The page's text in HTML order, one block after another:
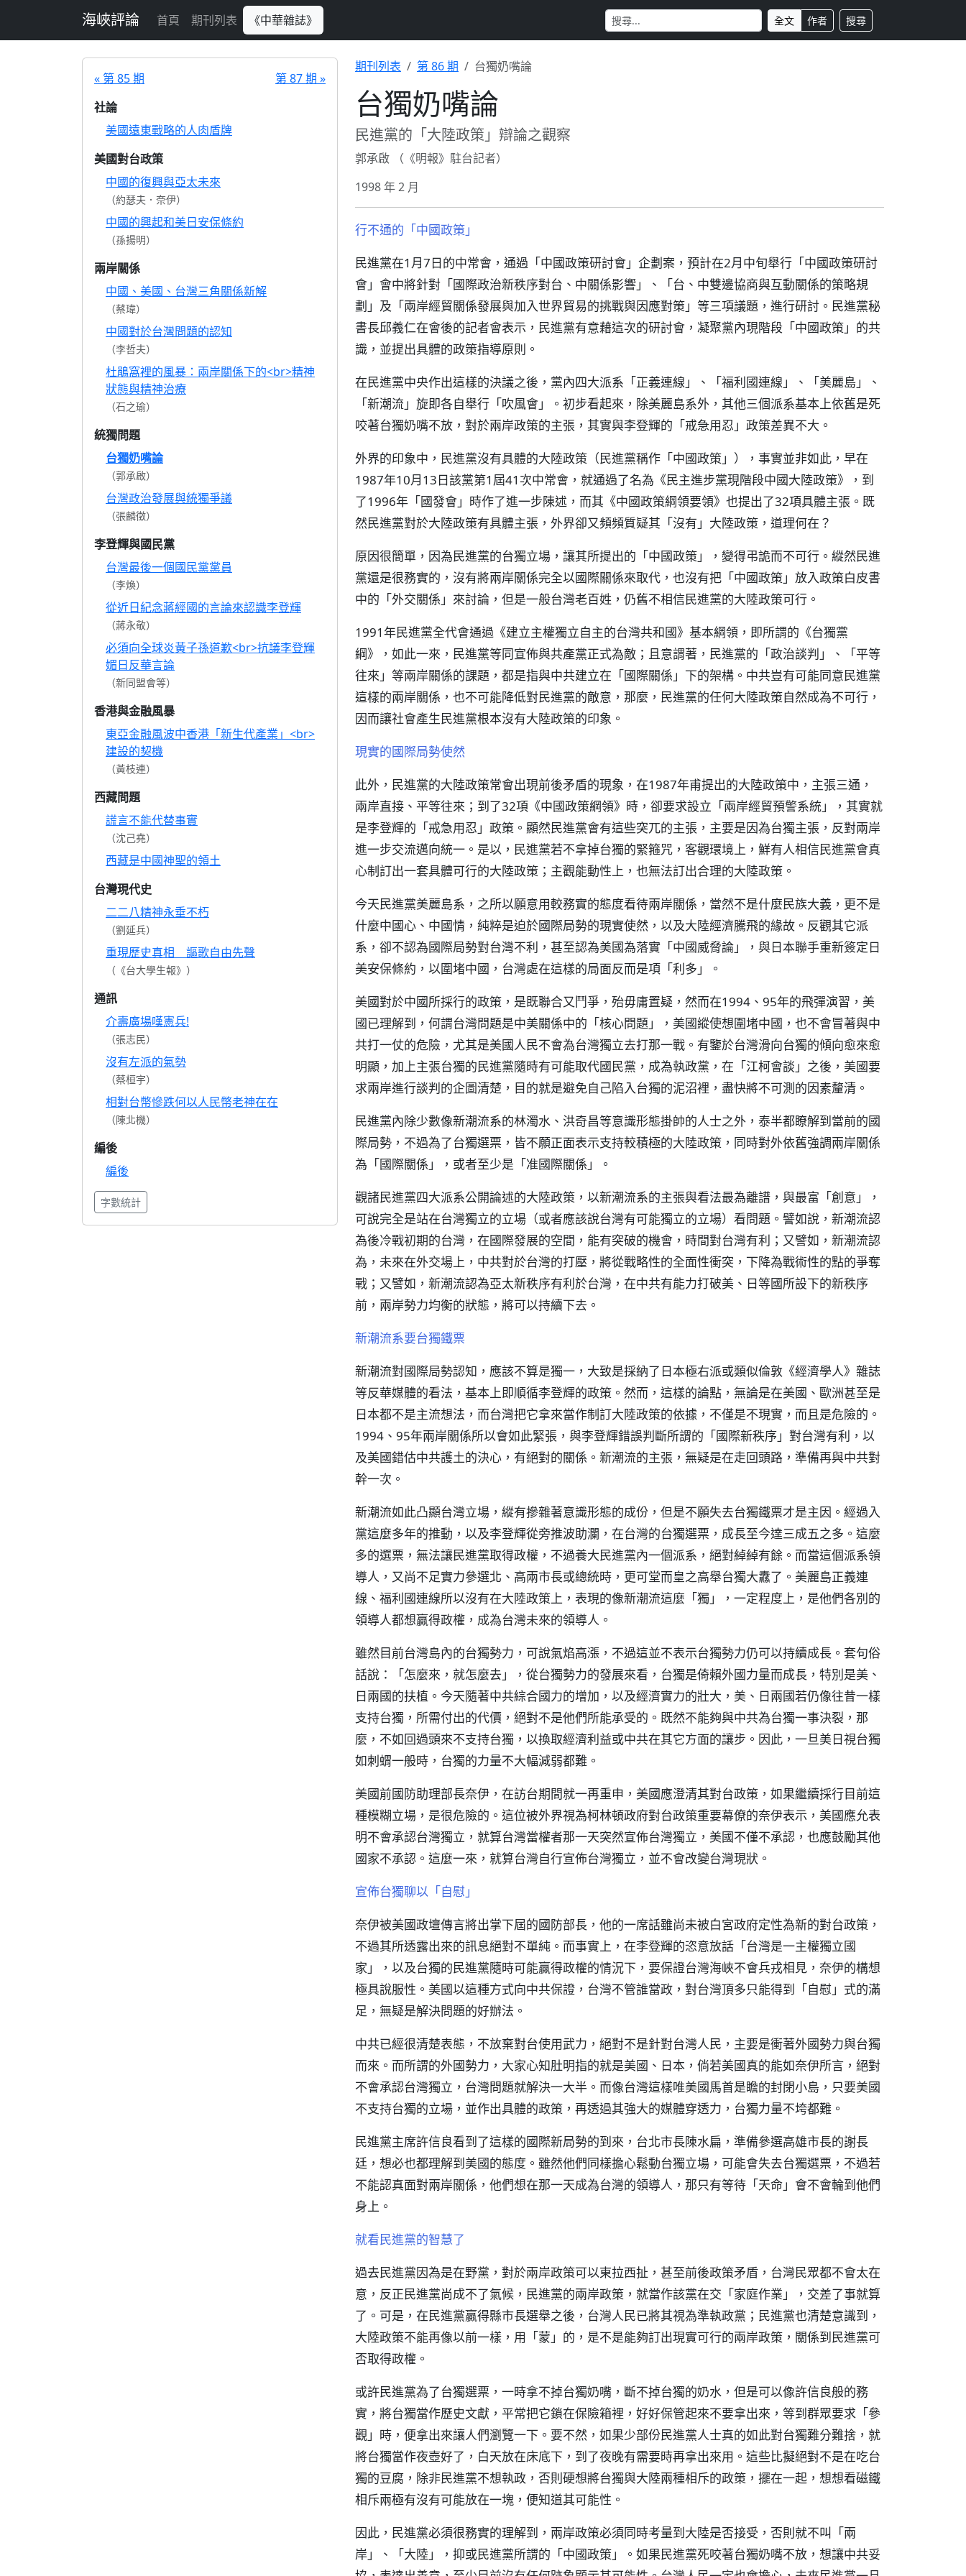
海峽評論 首頁 期刊列表 《中華雜誌》 全文 作者 搜尋
« 第 85 期
第 87 期 »
社論
美國遠東戰略的人肉盾牌
美國對台政策
中國的復興與亞太未來
（約瑟夫．奈伊）
中國的興起和美日安保條約
（孫揚明）
兩岸關係
中國、美國、台灣三角關係新解
（蔡瑋）
中國對於台灣問題的認知
（李哲夫）
杜鵑窩裡的風暴：兩岸關係下的<br>精神
狀態與精神治療
（石之瑜）
統獨問題
台獨奶嘴論
（郭承啟）
台灣政治發展與統獨爭議
（張麟徵）
李登輝與國民黨
台灣最後一個國民黨黨員
（李煥）
從近日紀念蔣經國的言論來認識李登輝
（蔣永敬）
必須向全球炎黃子孫道歉<br>抗議李登輝
媚日反華言論
（新同盟會等）
香港與金融風暴
東亞金融風波中香港「新生代產業」<br>
建設的契機
（黃枝連）
西藏問題
謊言不能代替事實
（沈己堯）
西藏是中國神聖的領土
台灣現代史
二二八精神永垂不朽
（劉延兵）
重現歷史真相 謳歌自由先聲
（《台大學生報》）
通訊
介壽廣場嘆憲兵!
（張志民）
沒有左派的氣勢
（蔡桓宇）
相對台幣慘跌何以人民幣老神在在
（陳北機）
編後
編後
字數統計
期刊列表 第 86 期 台獨奶嘴論
台獨奶嘴論
民進黨的「大陸政策」辯論之觀察
郭承啟 （《明報》駐台記者）
1998 年 2 月
行不通的「中國政策」
民進黨在1月7日的中常會，通過「中國政策研討會」企劃案，預計在2月中旬舉行「中國政策研討
會」會中將針對「國際政治新秩序對台、中關係影響」、「台、中雙邊協商與互動關係的策略規
劃」及「兩岸經貿關係發展與加入世界貿易的挑戰與因應對策」等三項議題，進行研討。民進黨秘
書長邱義仁在會後的記者會表示，民進黨有意藉這次的研討會，凝聚黨內現階段「中國政策」的共
識，並提出具體的政策指導原則。
在民進黨中央作出這樣的決議之後，黨內四大派系「正義連線」、「福利國連線」、「美麗島」、
「新潮流」旋即各自舉行「吹風會」。初步看起來，除美麗島系外，其他三個派系基本上依舊是死
咬著台獨奶嘴不放，對於兩岸政策的主張，其實與李登輝的「戒急用忍」政策差異不大。
外界的印象中，民進黨沒有具體的大陸政策（民進黨稱作「中國政策」），事實並非如此，早在
1987年10月13日該黨第1屆41次中常會，就通過了名為《民主進步黨現階段中國大陸政策》，到
了1996年「國發會」時作了進一步陳述，而其《中國政策綱領要領》也提出了32項具體主張。既
然民進黨對於大陸政策有具體主張，外界卻又頻頻質疑其「沒有」大陸政策，道理何在？
原因很簡單，因為民進黨的台獨立場，讓其所提出的「中國政策」，變得弔詭而不可行。縱然民進
黨還是很務實的，沒有將兩岸關係完全以國際關係來取代，也沒有把「中國政策」放入政策白皮書
中的「外交關係」來討論，但是一般台灣老百姓，仍舊不相信民進黨的大陸政策可行。
1991年民進黨全代會通過《建立主權獨立自主的台灣共和國》基本綱領，即所謂的《台獨黨
綱》，如此一來，民進黨等同宣佈與共產黨正式為敵；且意謂著，民進黨的「政治談判」、「平等
往來」等兩岸關係的課題，都是指與中共建立在「國際關係」下的架構。中共豈有可能同意民進黨
這樣的兩岸關係，也不可能降低對民進黨的敵意，那麼，民進黨的任何大陸政策自然成為不可行，
因而讓社會產生民進黨根本沒有大陸政策的印象。
現實的國際局勢使然
此外，民進黨的大陸政策常會出現前後矛盾的現象，在1987年甫提出的大陸政策中，主張三通，
兩岸直接、平等往來；到了32項《中國政策綱領》時，卻要求設立「兩岸經貿預警系統」，其實就
是李登輝的「戒急用忍」政策。顯然民進黨會有這些突兀的主張，主要是因為台獨主張，反對兩岸
進一步交流邁向統一。是以，民進黨若不拿掉台獨的緊箍咒，客觀環境上，鮮有人相信民進黨會真
心制訂出一套具體可行的大陸政策；主觀能動性上，也無法訂出合理的大陸政策。
今天民進黨美麗島系，之所以願意用較務實的態度看待兩岸關係，當然不是什麼民族大義，更不是
什麼中國心、中國情，純粹是迫於國際局勢的現實使然，以及大陸經濟騰飛的緣故。反觀其它派
系，卻不認為國際局勢對台灣不利，甚至認為美國為落實「中國威脅論」，與日本聯手重新簽定日
美安保條約，以圍堵中國，台灣處在這樣的局面反而是項「利多」。
美國對於中國所採行的政策，是既聯合又鬥爭，殆毋庸置疑，然而在1994、95年的飛彈演習，美
國已理解到，何謂台灣問題是中美關係中的「核心問題」，美國縱使想圍堵中國，也不會冒著與中
共打一仗的危險，尤其是美國人民不會為台灣獨立去打那一戰。有鑒於台灣滑向台獨的傾向愈來愈
明顯，加上主張台獨的民進黨隨時有可能取代國民黨，成為執政黨，在「江柯會談」之後，美國要
求兩岸進行談判的企圖清楚，目的就是避免自己陷入台獨的泥沼裡，盡快將不可測的因素釐清。
民進黨內除少數像新潮流系的林濁水、洪奇昌等意識形態掛帥的人士之外，泰半都瞭解到當前的國
際局勢，不過為了台獨選票，皆不願正面表示支持較積極的大陸政策，同時對外依舊強調兩岸關係
為「國際關係」，或者至少是「准國際關係」。
觀諸民進黨四大派系公開論述的大陸政策，以新潮流系的主張與看法最為離譜，與最富「創意」，
可說完全是站在台灣獨立的立場（或者應該說台灣有可能獨立的立場）看問題。譬如說，新潮流認
為後冷戰初期的台灣，在國際發展的空間，能有突破的機會，時間對台灣有利；又譬如，新潮流認
為，未來在外交場上，中共對於台灣的打壓，將從戰略性的全面性衝突，下降為戰術性的點的爭奪
戰；又譬如，新潮流認為亞太新秩序有利於台灣，在中共有能力打破美、日等國所設下的新秩序
前，兩岸勢力均衡的狀態，將可以持續下去。
新潮流系要台獨鐵票
新潮流對國際局勢認知，應該不算是獨一，大致是採納了日本極右派或類似倫敦《經濟學人》雜誌
等反華媒體的看法，基本上即順循李登輝的政策。然而，這樣的論點，無論是在美國、歐洲甚至是
日本都不是主流想法，而台灣把它拿來當作制訂大陸政策的依據，不僅是不現實，而且是危險的。
1994、95年兩岸關係所以會如此緊張，與李登輝錯誤判斷所謂的「國際新秩序」對台灣有利，以
及美國錯估中共護土的決心，有絕對的關係。新潮流的主張，無疑是在走回頭路，準備再與中共對
幹一次。
新潮流如此凸顯台灣立場，縱有摻雜著意識形態的成份，但是不願失去台獨鐵票才是主因。經過入
黨這麼多年的推動，以及李登輝從旁推波助瀾，在台灣的台獨選票，成長至今達三成五之多。這麼
多的選票，無法讓民進黨取得政權，不過養大民進黨內一個派系，絕對綽綽有餘。而當這個派系領
導人，又尚不足實力參選北、高兩市長或總統時，更可堂而皇之高舉台獨大纛了。美麗島正義連
線、福利國連線所以沒有在大陸政策上，表現的像新潮流這麼「獨」，一定程度上，是他們各別的
領導人都想贏得政權，成為台灣未來的領導人。
雖然目前台灣島內的台獨勢力，可說氣焰高漲，不過這並不表示台獨勢力仍可以持續成長。套句俗
話說：「怎麼來，就怎麼去」，從台獨勢力的發展來看，台獨是倚賴外國力量而成長，特別是美、
日兩國的扶植。今天隨著中共綜合國力的增加，以及經濟實力的壯大，美、日兩國若仍像往昔一樣
支持台獨，所需付出的代價，絕對不是他們所能承受的。既然不能夠與中共為台獨一事決裂，那
麼，不如回過頭來不支持台獨，以換取經濟利益或中共在其它方面的讓步。因此，一旦美日視台獨
如刺蝟一般時，台獨的力量不大幅減弱都難。
美國前國防助理部長奈伊，在訪台期間就一再重申，美國應澄清其對台政策，如果繼續採行目前這
種模糊立場，是很危險的。這位被外界視為柯林頓政府對台政策重要幕僚的奈伊表示，美國應允表
明不會承認台灣獨立，就算台灣當權者那一天突然宣佈台灣獨立，美國不僅不承認，也應鼓勵其他
國家不承認。這麼一來，就算台灣自行宣佈台灣獨立，並不會改變台灣現狀。
宣佈台獨聊以「自慰」
奈伊被美國政壇傳言將出掌下屆的國防部長，他的一席話雖尚未被白宮政府定性為新的對台政策，
不過其所透露出來的訊息絕對不單純。而事實上，在李登輝的恣意放話「台灣是一主權獨立國
家」，以及台獨的民進黨隨時可能贏得政權的情況下，要保證台灣海峽不會兵戎相見，奈伊的構想
極具說服性。美國以這種方式向中共保證，台灣不管誰當政，對台灣頂多只能得到「自慰」式的滿
足，無疑是解決問題的好辦法。
中共已經很清楚表態，不放棄對台使用武力，絕對不是針對台灣人民，主要是衝著外國勢力與台獨
而來。而所謂的外國勢力，大家心知肚明指的就是美國、日本，倘若美國真的能如奈伊所言，絕對
不會承認台灣獨立，台灣問題就解決一大半。而像台灣這樣唯美國馬首是瞻的封閉小島，只要美國
不支持台獨的立場，並作出具體的政策，再透過其強大的媒體穿透力，台獨力量不垮都難。
民進黨主席許信良看到了這樣的國際新局勢的到來，台北市長陳水扁，準備參選高雄市長的謝長
廷，想必也都理解到美國的態度。雖然他們同樣擔心鬆動台獨立場，可能會失去台獨選票，不過若
不能認真面對兩岸關係，他們想在那一天成為台灣的領導人，那只有等待「天命」會不會輪到他們
身上。
就看民進黨的智慧了
過去民進黨因為是在野黨，對於兩岸政策可以東拉西扯，甚至前後政策矛盾，台灣民眾都不會太在
意，反正民進黨尚成不了氣候，民進黨的兩岸政策，就當作該黨在交「家庭作業」，交差了事就算
了。可是，在民進黨贏得縣市長選舉之後，台灣人民已將其視為準執政黨；民進黨也清楚意識到，
大陸政策不能再像以前一樣，用「蒙」的，是不是能夠訂出現實可行的兩岸政策，關係到民進黨可
否取得政權。
或許民進黨為了台獨選票，一時拿不掉台獨奶嘴，斷不掉台獨的奶水，但是可以像許信良般的務
實，將台獨當作歷史文獻，平常把它鎖在保險箱裡，好好保管起來不要拿出來，等到群眾要求「參
觀」時，便拿出來讓人們瀏覽一下。要不然，如果少部份民進黨人士真的如此對台獨難分難捨，就
將台獨當作夜壺好了，白天放在床底下，到了夜晚有需要時再拿出來用。這些比擬絕對不是在吃台
獨的豆腐，除非民進黨不想執政，否則硬想將台獨與大陸兩種相斥的政策，擺在一起，想想看磁鐵
相斥兩極有沒有可能放在一塊，便知道其可能性。
因此，民進黨必須很務實的理解到，兩岸政策必須同時考量到大陸是否接受，否則就不叫「兩
岸」、「大陸」，抑或民進黨所謂的「中國政策」。如果民進黨死咬著台獨奶嘴不放，想讓中共妥